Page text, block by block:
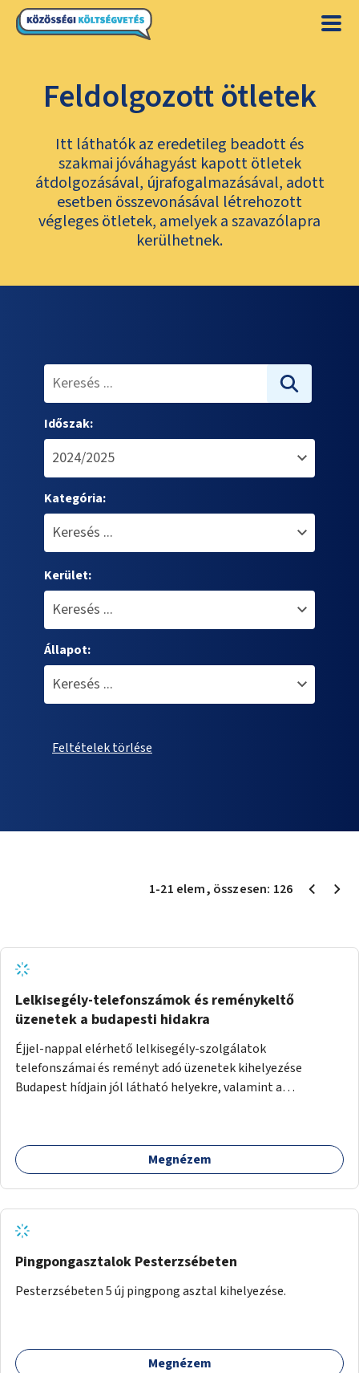
Feldolgozott ötletek
Itt láthatók az eredetileg beadott és
szakmai jóváhagyást kapott ötletek
átdolgozásával, újrafogalmazásával, adott
esetben összevonásával létrehozott
végleges ötletek, amelyek a szavazólapra
kerülhetnek.
Időszak:
Kategória:
Kerület:
Állapot:
Feltételek törlése
1-21 elem, összesen: 126
Lelkisegély-telefonszámok és reménykeltő
üzenetek a budapesti hidakra
Éjjel-nappal elérhető lelkisegély-szolgálatok
telefonszámai és reményt adó üzenetek kihelyezése
Budapest hídjain jól látható helyekre, valamint a
fogadására.
Megnézem
Pingpongasztalok Pesterzsébeten
Pesterzsébeten 5 új pingpong asztal kihelyezése.
Megnézem